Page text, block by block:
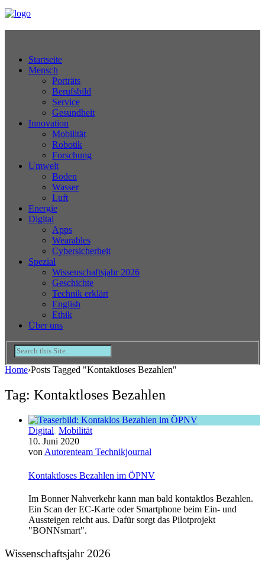
Startseite
Mensch
Porträts
Berufsbild
Service
Gesundheit
Innovation
Mobilität
Robotik
Forschung
Umwelt
Boden
Wasser
Luft
Energie
Digital
Apps
Wearables
Cybersicherheit
Spezial
Wissenschaftsjahr 2026
Geschichte
Technik erklärt
English
Ethik
Über uns
Home›Posts Tagged "Kontaktloses Bezahlen"
Tag: Kontaktloses Bezahlen
Digital, Mobilität
10. Juni 2020
von Autorenteam Technikjournal
Kontaktloses Bezahlen im ÖPNV
Im Bonner Nahverkehr kann man bald kontaktlos Bezahlen.
Ein Scan der EC-Karte oder Smartphone beim Ein- und
Aussteigen reicht aus. Dafür sorgt das Pilotprojekt
"BONNsmart".
Wissenschaftsjahr 2026